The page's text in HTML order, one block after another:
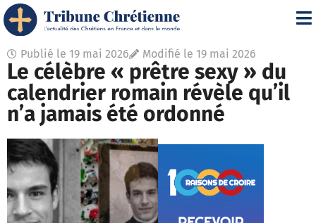
Publié le 19 mai 2026 Modifié le 19 mai 2026
Le célèbre « prêtre sexy » du
calendrier romain révèle qu’il
n’a jamais été ordonné